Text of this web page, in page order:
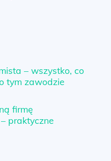
– wszystko, co
tym zawodzie
firmę
praktyczne